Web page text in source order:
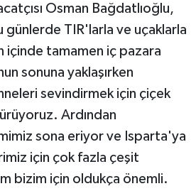
Osman Bağdatlıoğlu,
günlerde TIR'larla ve uçaklarla
içinde tamamen iç pazara
sonuna yaklaşırken
sevindirmek için çiçek
Ardından
sona eriyor ve Isparta'ya
için çok fazla çeşit
bizim için oldukça önemli.